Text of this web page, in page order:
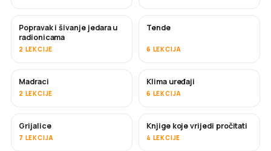
USKORO
Popravak i šivanje jedara u
radionicama
2 LEKCIJE
Tende
6 LEKCIJA
Madraci
2 LEKCIJE
USKORO
Klima uređaji
6 LEKCIJA
USKORO
Grijalice
7 LEKCIJA
USKORO
Knjige koje vrijedi pročitati
4 LEKCIJE